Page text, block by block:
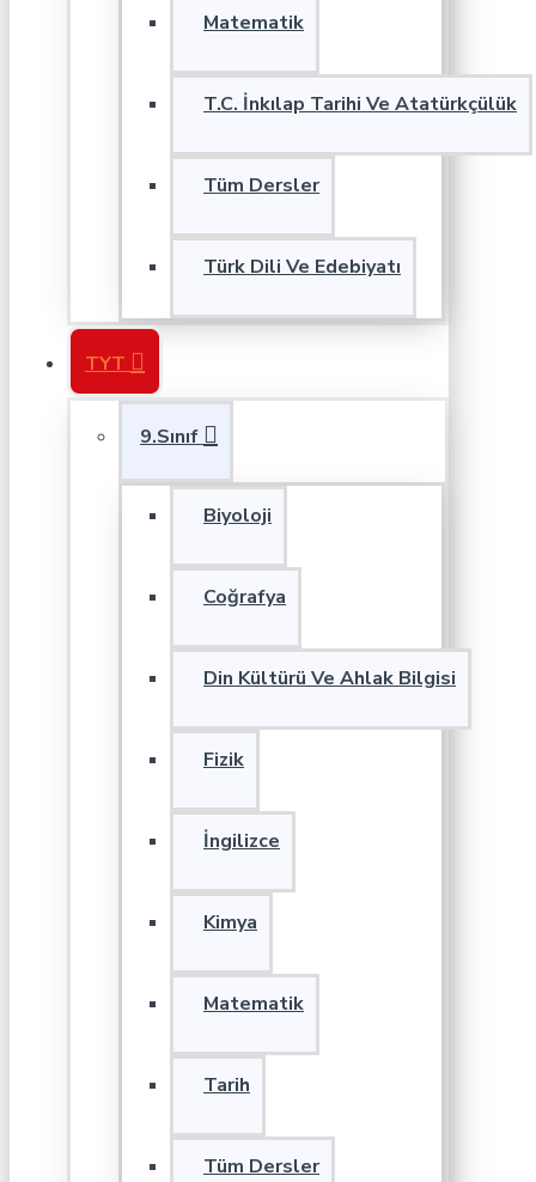
Matematik
T.C. İnkılap Tarihi Ve Atatürkçülük
Tüm Dersler
Türk Dili Ve Edebiyatı
TYT
9.Sınıf
Biyoloji
Coğrafya
Din Kültürü Ve Ahlak Bilgisi
Fizik
İngilizce
Kimya
Matematik
Tarih
Tüm Dersler